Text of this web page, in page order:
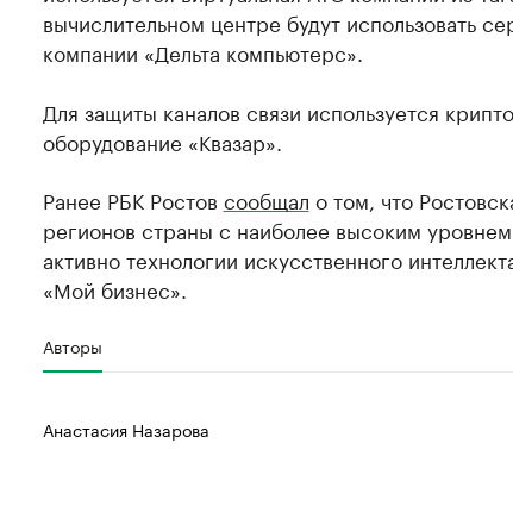
вычислительном центре будут использовать
компании «Дельта компьютерс».
Для защиты каналов связи используется
оборудование «Квазар».
Ранее РБК Ростов сообщал о том, что
регионов страны с наиболее высоким
активно технологии искусственного
«Мой бизнес».
Авторы
Анастасия Назарова